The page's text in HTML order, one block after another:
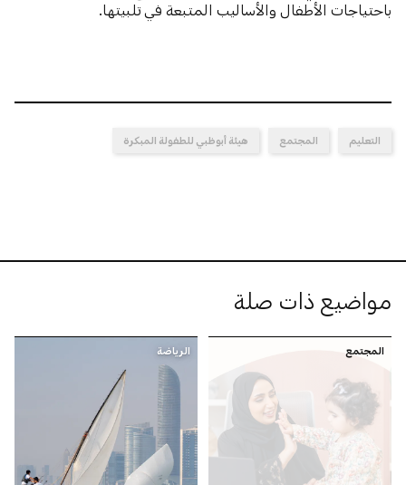
باحتياجات الأطفال والأساليب المتبعة في تلبيتها.
التعليم المجتمع هيئة أبوظبي للطفولة المبكرة
مواضيع ذات صلة
المجتمع الرياضة